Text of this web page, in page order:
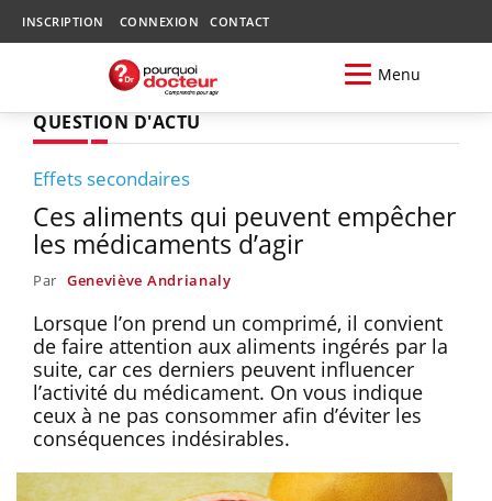
INSCRIPTION CONNEXION CONTACT
Menu
QUESTION D'ACTU
Effets secondaires
Ces aliments qui peuvent empêcher
les médicaments d’agir
Par Geneviève Andrianaly
Lorsque l’on prend un comprimé, il convient
de faire attention aux aliments ingérés par la
suite, car ces derniers peuvent influencer
l’activité du médicament. On vous indique
ceux à ne pas consommer afin d’éviter les
conséquences indésirables.